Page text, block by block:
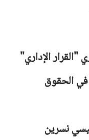
الإداري"
الحقوق
نسرين